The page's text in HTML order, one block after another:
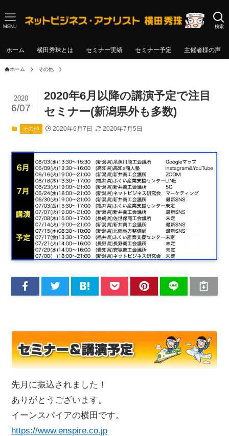
検索
MENU
ホーム 横田秀珠とは セミナー実績 セミナー予定 主催者様の声
ホーム その他
2020年6月以降の講演予定で注目
セミナー(新潟県外も多数)
2020
6/07
その他 2020年6月7日 2020年7月5日
先月に振込されました！
ありがとうございます。
イーンスパイアの横田です。
https://www.enspire.co.jp